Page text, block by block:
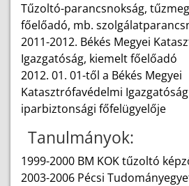
Tűzoltó-parancsnokság,
főelőadó, mb.
2011-2012. Békés Megyei
Igazgatóság, kiemelt főelőadó
2012. 01. 01-től a Békés Megyei
Katasztrófavédelmi
iparbiztonsági főfelügyelője
Tanulmányok:
1999-2000 BM KOK tűzoltó
2003-2006 Pécsi